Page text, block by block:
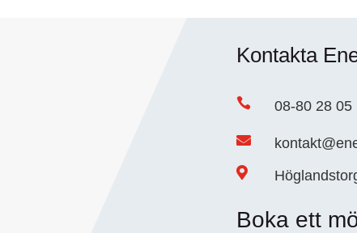
Kontakta
 08-80 28 05


Boka ett